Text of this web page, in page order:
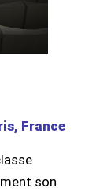
France
son